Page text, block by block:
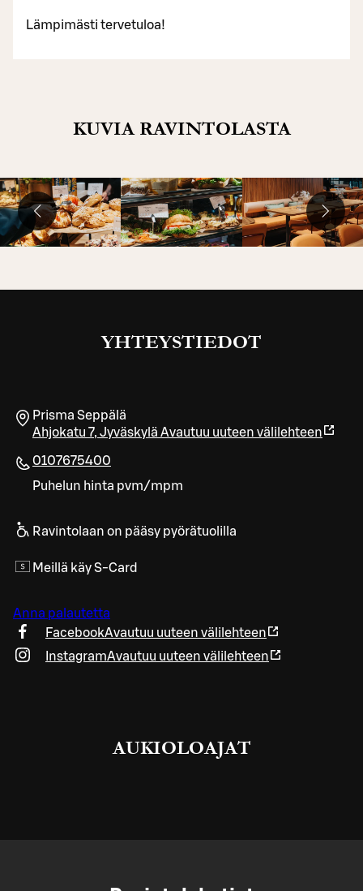
Lämpimästi tervetuloa!
KUVIA RAVINTOLASTA
YHTEYSTIEDOT
Prisma Seppälä
Ahjokatu 7, Jyväskylä Avautuu uuteen välilehteen
0107675400
Puhelun hinta pvm/mpm
Ravintolaan on pääsy pyörätuolilla
Meillä käy S-Card
Anna palautetta
FacebookAvautuu uuteen välilehteen
InstagramAvautuu uuteen välilehteen
AUKIOLOAJAT